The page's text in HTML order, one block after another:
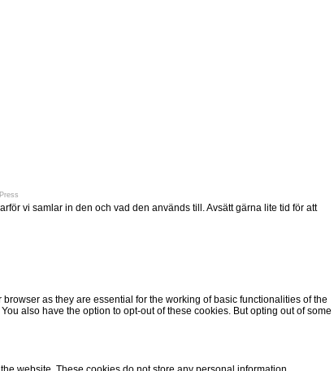
vi samlar in den och vad den används till. Avsätt gärna lite tid för att
as they are essential for the working of basic functionalities of the
also have the option to opt-out of these cookies. But opting out of some